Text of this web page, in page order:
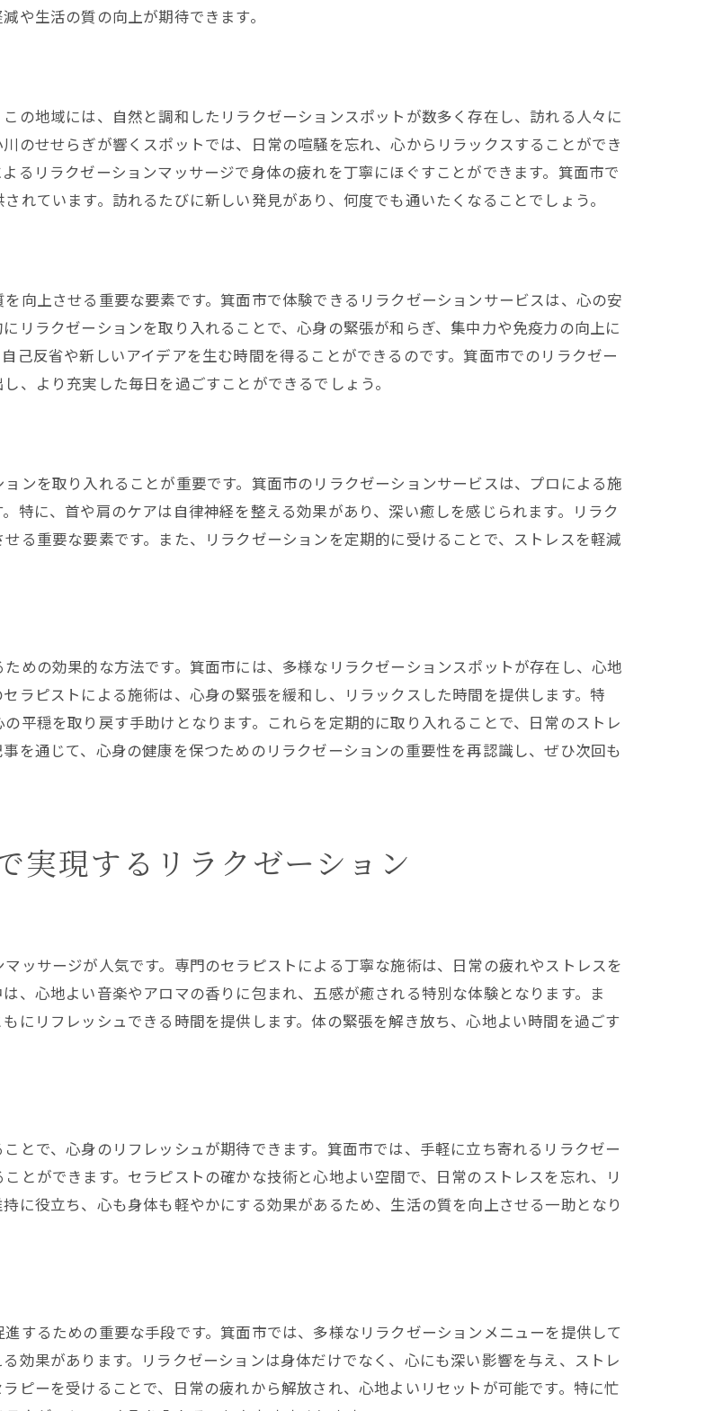
としてのリラクゼーションの活用法
ーションの効果を最大限に引き出す方法
れる多彩なリラクゼーションサービス
ユニークなリラクゼーションメニュー
癒す箕面市のヒーリングセラピー
体験する多様なリラクゼーション
ラクゼーションサロンの紹介
ーションで得られる心身のリフレッシュ
ョンで日常の疲れを優しくリセット
に効果的なリラクゼーション
ラックスできる場所
ーションがもたらすリフレッシュ効果
フリーな生活を目指すために
ゼーションで心も身体もリフレッシュ
ーションがもたらすポジティブな変化
に役立つリラクゼーションの知識
ーションを取り入れた健康的な生活
ーションによる深いリラクゼーション効果
クゼーションでのストレス解消法
促進する箕面市のリラクゼーション
のリラクゼーションが健康に与える効果
ションによる心身のポジティブな変化
リラクゼーションを生活に取り入れる方法
ーションがもたらす長期的な健康効果
や生活の質の向上が期待できます。
の地域には、自然と調和したリラクゼーションスポットが数多く存在し、訪れる人々に
のせせらぎが響くスポットでは、日常の喧騒を忘れ、心からリラックスすることができ
るリラクゼーションマッサージで身体の疲れを丁寧にほぐすことができます。箕面市で
れています。訪れるたびに新しい発見があり、何度でも通いたくなることでしょう。
向上させる重要な要素です。箕面市で体験できるリラクゼーションサービスは、心の安
リラクゼーションを取り入れることで、心身の緊張が和らぎ、集中力や免疫力の向上に
己反省や新しいアイデアを生む時間を得ることができるのです。箕面市でのリラクゼー
、より充実した毎日を過ごすことができるでしょう。
ンを取り入れることが重要です。箕面市のリラクゼーションサービスは、プロによる施
特に、首や肩のケアは自律神経を整える効果があり、深い癒しを感じられます。リラク
る重要な要素です。また、リラクゼーションを定期的に受けることで、ストレスを軽減
めの効果的な方法です。箕面市には、多様なリラクゼーションスポットが存在し、心地
ラピストによる施術は、心身の緊張を緩和し、リラックスした時間を提供します。特
平穏を取り戻す手助けとなります。これらを定期的に取り入れることで、日常のストレ
を通じて、心身の健康を保つためのリラクゼーションの重要性を再認識し、ぜひ次回も
実現するリラクゼーション
ッサージが人気です。専門のセラピストによる丁寧な施術は、日常の疲れやストレスを
、心地よい音楽やアロマの香りに包まれ、五感が癒される特別な体験となります。ま
にリフレッシュできる時間を提供します。体の緊張を解き放ち、心地よい時間を過ごす
とで、心身のリフレッシュが期待できます。箕面市では、手軽に立ち寄れるリラクゼー
とができます。セラピストの確かな技術と心地よい空間で、日常のストレスを忘れ、リ
に役立ち、心も身体も軽やかにする効果があるため、生活の質を向上させる一助となり
するための重要な手段です。箕面市では、多様なリラクゼーションメニューを提供して
効果があります。リラクゼーションは身体だけでなく、心にも深い影響を与え、ストレ
ピーを受けることで、日常の疲れから解放され、心地よいリセットが可能です。特に忙